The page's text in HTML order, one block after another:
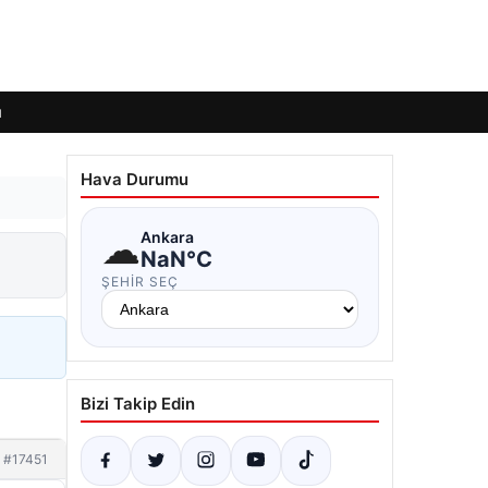
#17451
Hava Durumu
☁Ankara
NaN°C
ŞEHIR SEÇ
Bizi Takip Edin